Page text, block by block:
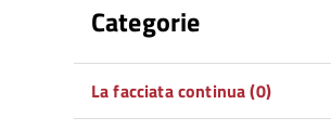
Categorie
La facciata continua (0)